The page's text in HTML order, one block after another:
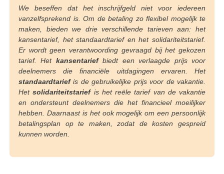
We beseffen dat het inschrijfgeld niet voor iedereen
vanzelfsprekend is. Om de betaling zo flexibel mogelijk te
maken, bieden we drie verschillende tarieven aan: het
kansentarief, het standaardtarief en het solidariteitstarief.
Er wordt geen verantwoording gevraagd bij het gekozen
tarief. Het kansentariefbiedt een verlaagde prijs voor
deelnemers die financiële uitdagingen ervaren. Het
standaardtariefis de gebruikelijke prijs voor de vakantie.
Hetsolidariteitstarief is het reële tarief van de vakantie
en ondersteunt deelnemers die het financieel moeilijker
hebben. Daarnaast is het ook mogelijk om een persoonlijk
betalingsplan op te maken, zodat de kosten gespreid
kunnen worden.